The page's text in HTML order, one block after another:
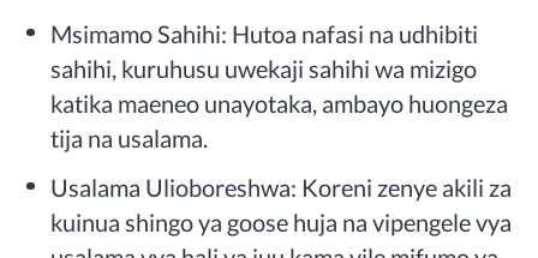
Msimamo Sahihi: Hutoa nafasi na udhibiti
sahihi, kuruhusu uwekaji sahihi wa mizigo
katika maeneo unayotaka, ambayo huongeza
tija na usalama.
Usalama Ulioboreshwa: Koreni zenye akili za
kuinua shingo ya goose huja na vipengele vya